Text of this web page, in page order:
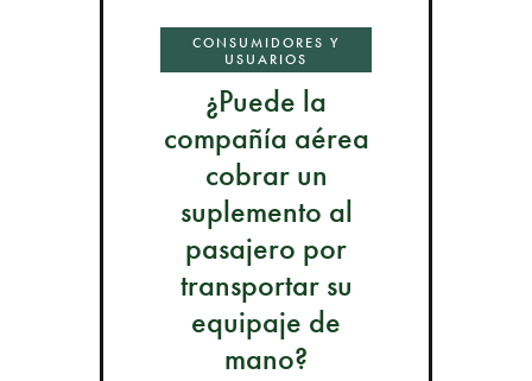
CONSUMIDORES Y
USUARIOS
¿Puede la
compañía aérea
cobrar un
suplemento al
pasajero por
transportar su
equipaje de
mano?